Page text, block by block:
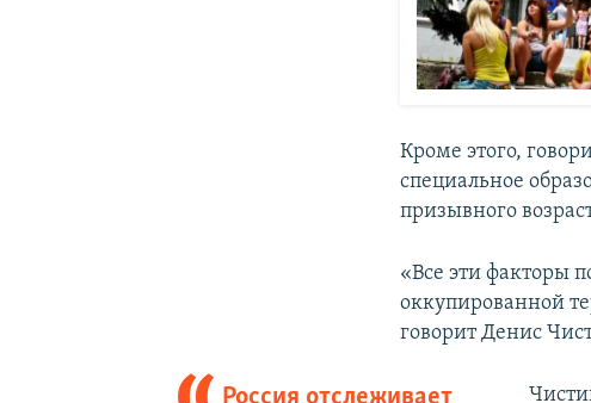
Кроме этого,
специальное
призывного
«Все эти факторы
оккупированной
говорит Денис